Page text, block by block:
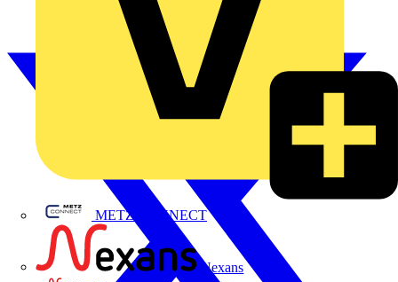
METZ CONNECT
Nexans